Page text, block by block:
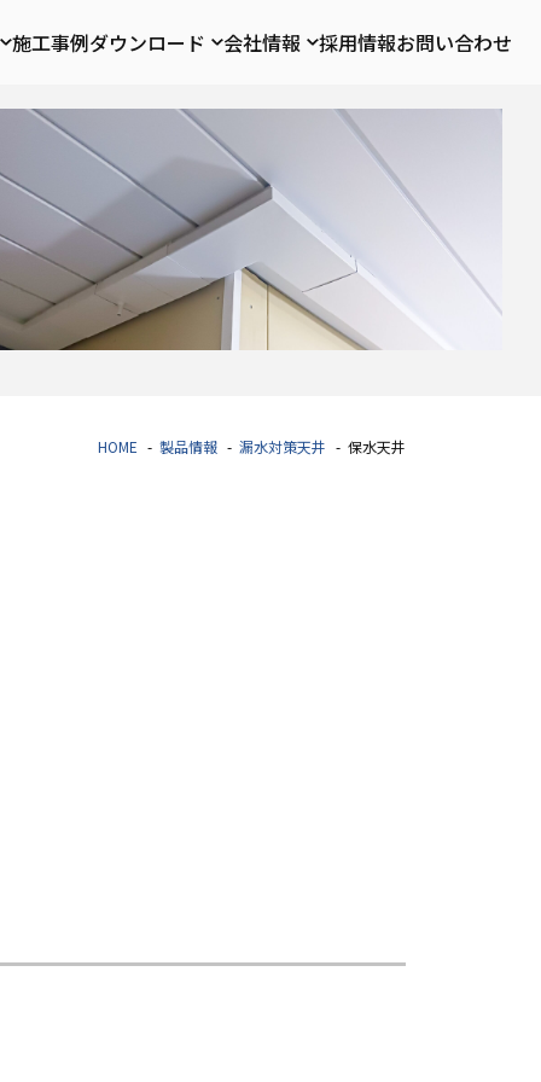
施工事例ダウンロード 会社情報 採用情報お問い合わせ
HOME 製品情報 漏水対策天井 保水天井